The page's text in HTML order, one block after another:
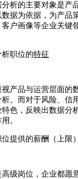
析的主要对象是产
据为依据，为产品
户画像等企业关键
职位的特征
产品与运营层面的
。而对于风险、信
色，反映出数据分
。
提供的薪酬（上限）
级岗位，企业都愿